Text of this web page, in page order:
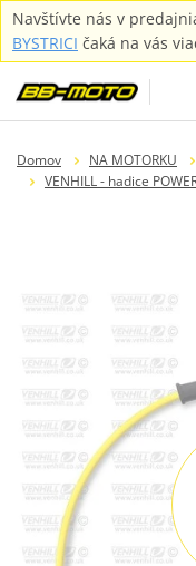
Navštívte nás v
BYSTRICI čaká na vás
Domov NA MOTORKU
VENHILL - hadice